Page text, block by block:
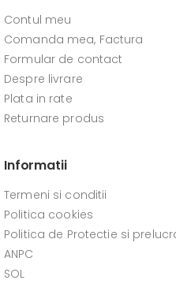
Contul meu
Comanda mea, Factura
Formular de contact
Despre livrare
Plata in rate
Returnare produs
Informatii
Termeni si conditii
Politica cookies
Politica de Protectie si
ANPC
SOL